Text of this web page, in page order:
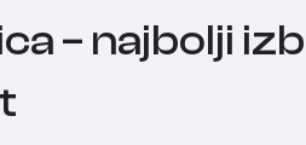
– najbolji